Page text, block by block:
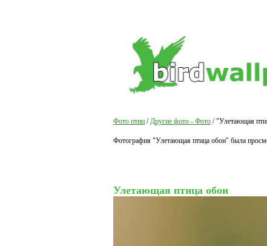
Фото птиц / Другие фото - Фото / "Улетающая
Фотография "Улетающая птица обои" была
Улетающая птица обои